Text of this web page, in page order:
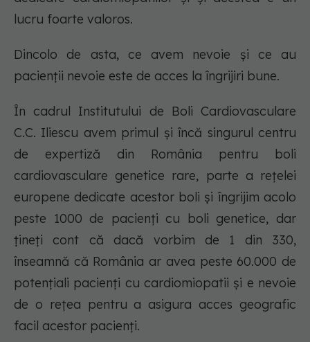
lucru foarte valoros.
Dincolo de asta, ce avem nevoie și ce au
pacienții nevoie este de acces la îngrijiri bune.
În cadrul Institutului de Boli Cardiovasculare
C.C. Iliescu avem primul și încă singurul centru
de expertiză din România pentru boli
cardiovasculare genetice rare, parte a rețelei
europene dedicate acestor boli și îngrijim acolo
peste 1000 de pacienți cu boli genetice, dar
țineți cont că dacă vorbim de 1 din 330,
înseamnă că România ar avea peste 60.000 de
potențiali pacienți cu cardiomiopatii și e nevoie
de o rețea pentru a asigura acces geografic
facil acestor pacienți.